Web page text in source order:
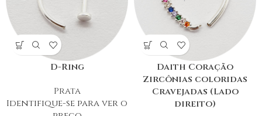
D-Ring
Prata
Identifique-se para ver o
Daith Coração
Zircônias coloridas
Cravejadas (Lado
direito)